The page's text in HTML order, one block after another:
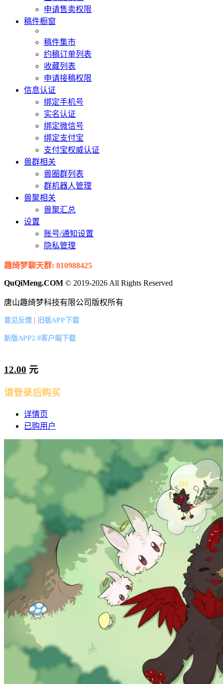
申请售卖权限
稿件橱窗
稿件集市
约稿订单列表
收藏列表
申请接稿权限
信息认证
绑定手机号
实名认证
绑定微信号
绑定支付宝
支付宝权威认证
兽群相关
兽圈群列表
群机器人管理
兽聚相关
兽聚汇总
设置
账号/通知设置
隐私管理
趣绮梦聊天群: 810988425
QuQiMeng.COM © 2019-2026 All Rights Reserved
唐山趣绮梦科技有限公司版权所有
意见反馈 | 旧版APP下载
新版APP2.0客户端下载
12.00 元
请登录后购买
详情页
已购用户